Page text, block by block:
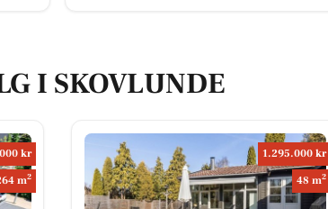
I SKOVLUNDE
kr
m2
1.295.000 kr
48 m2